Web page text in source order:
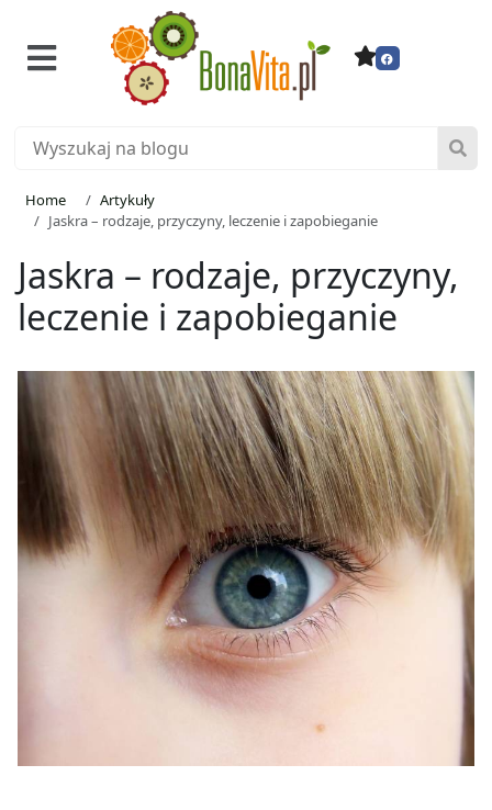
Home
Artykuły
Jaskra – rodzaje, przyczyny, leczenie i zapobieganie
Jaskra – rodzaje, przyczyny,
leczenie i zapobieganie